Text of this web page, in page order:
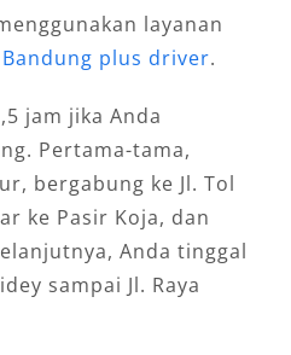
layanan
plus driver.
jam jika Anda
Pertama-tama,
bergabung ke Jl. Tol
ke Pasir Koja, dan
Anda tinggal
sampai Jl. Raya